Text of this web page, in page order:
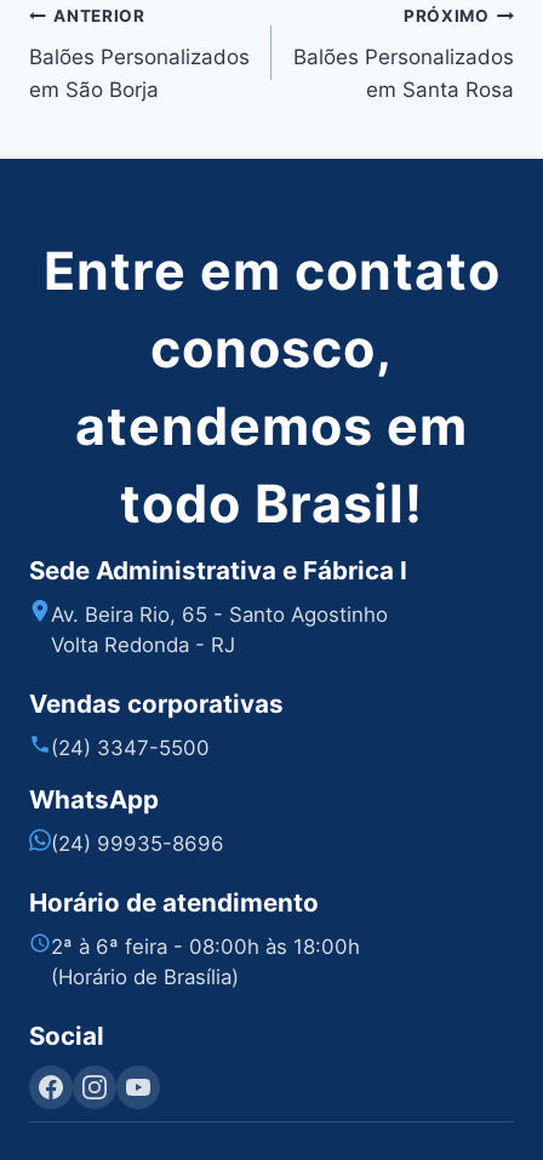
Navegação
de
ANTERIOR
Balões Personalizados
em São Borja
PRÓXIMO
Balões Personalizados
em Santa Rosa
Entre em contato
conosco,
atendemos em
todo Brasil!
Sede Administrativa e Fábrica I
Av. Beira Rio, 65 - Santo Agostinho
Volta Redonda - RJ
Vendas corporativas
(24) 3347-5500
WhatsApp
(24) 99935-8696
Horário de atendimento
2ª à 6ª feira - 08:00h às 18:00h
(Horário de Brasília)
Social